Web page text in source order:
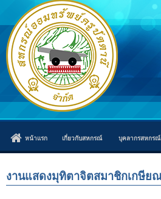
หน้าแรก เกี่ยวกับสหกรณ์ บุคลากรสหกรณ์
งานแสดงมุทิตาจิตสมาชิกเกษีย